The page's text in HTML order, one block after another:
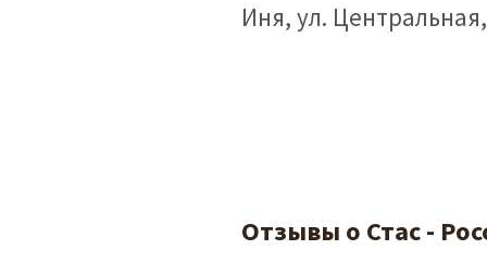
Иня, ул.
Отзывы о Стас -